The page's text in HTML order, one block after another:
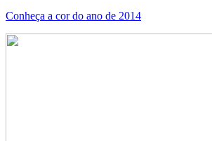
Conheça a cor do ano de 2014